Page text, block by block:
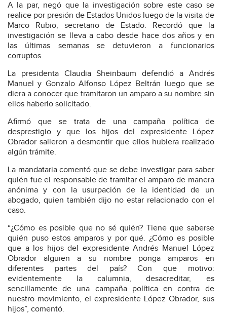
A la par, negó que la investigación sobre este caso se
realice por presión de Estados Unidos luego de la visita de
Marco Rubio, secretario de Estado. Recordó que la
investigación se lleva a cabo desde hace dos años y en
las últimas semanas se detuvieron a funcionarios
corruptos.
La presidenta Claudia Sheinbaum defendió a Andrés
Manuel y Gonzalo Alfonso López Beltrán luego que se
diera a conocer que tramitaron un amparo a su nombre sin
ellos haberlo solicitado.
Afirmó que se trata de una campaña política de
desprestigio y que los hijos del expresidente López
Obrador salieron a desmentir que ellos hubiera realizado
algún trámite.
La mandataria comentó que se debe investigar para saber
quién fue el responsable de tramitar el amparo de manera
anónima y con la usurpación de la identidad de un
abogado, quien también dijo no estar relacionado con el
caso.
“¿Cómo es posible que no sé quién? Tiene que saberse
quién puso estos amparos y por qué. ¿Cómo es posible
que a los hijos del expresidente Andrés Manuel López
Obrador alguien a su nombre ponga amparos en
diferentes partes del país? Con que motivo:
evidentemente la calumnia, desacreditar, es
sencillamente de una campaña política en contra de
nuestro movimiento, el expresidente López Obrador, sus
hijos”, comentó.